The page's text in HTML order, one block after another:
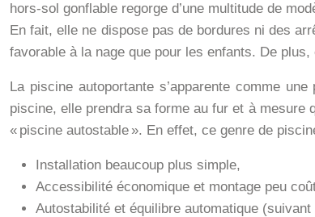
hors-sol gonflable regorge d’une multitude de
En fait, elle ne dispose pas de bordures ni des
favorable à la nage que pour les enfants. De
La piscine autoportante s’apparente comme
piscine, elle prendra sa forme au fur et à mesure
« piscine autostable ». En effet, ce genre de
Installation beaucoup plus simple,
Accessibilité économique et montage peu
Autostabilité et équilibre automatique (suivant